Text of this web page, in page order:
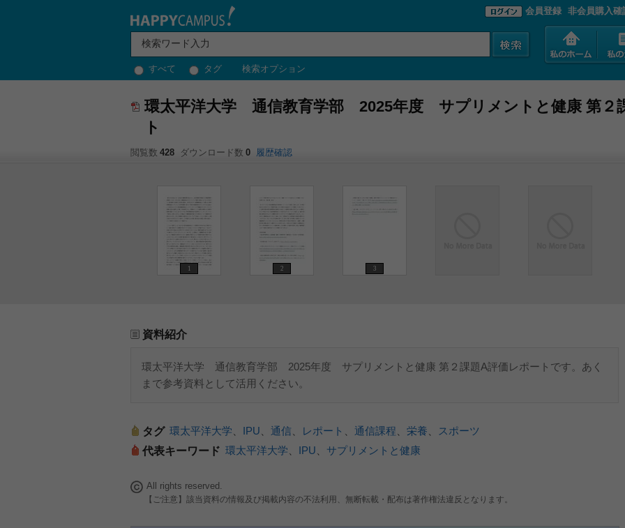
すべて タグ 検索オプション
会員登録 非会員購入確
環太平洋大学 通信教育学部 2025年度 サプリメントと健康 第
ト
閲覧数 428 ダウンロード数 0 履歴確認
1 2 3
資料紹介
環太平洋大学 通信教育学部 2025年度 サプリメントと健康 第２課題A評価レポートです。あく
まで参考資料として活用ください。
タグ 環太平洋大学 IPU 通信 レポート 通信課程 栄養
スポーツ
代表キーワード 環太平洋大学 IPU サプリメントと健康
All rights reserved.
【ご注意】該当資料の情報及び掲載内容の不法利用、無断転載・配布は著作権法違反となります。